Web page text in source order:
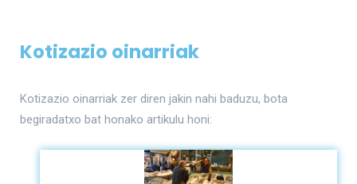
Kotizazio oinarriak
Kotizazio oinarriak zer diren jakin nahi baduzu, bota
begiradatxo bat honako artikulu honi: